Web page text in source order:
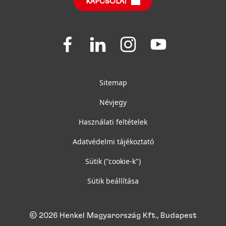
KAPCSOLAT
Join
Join
on
Join
on
Join
us
Sitemap
Névjegy
Használati feltételek
Adatvédelmi tájékoztató
Sütik ("cookie-k")
Sütik beállítása
© 2026 Henkel Magyarország Kft., Budapest